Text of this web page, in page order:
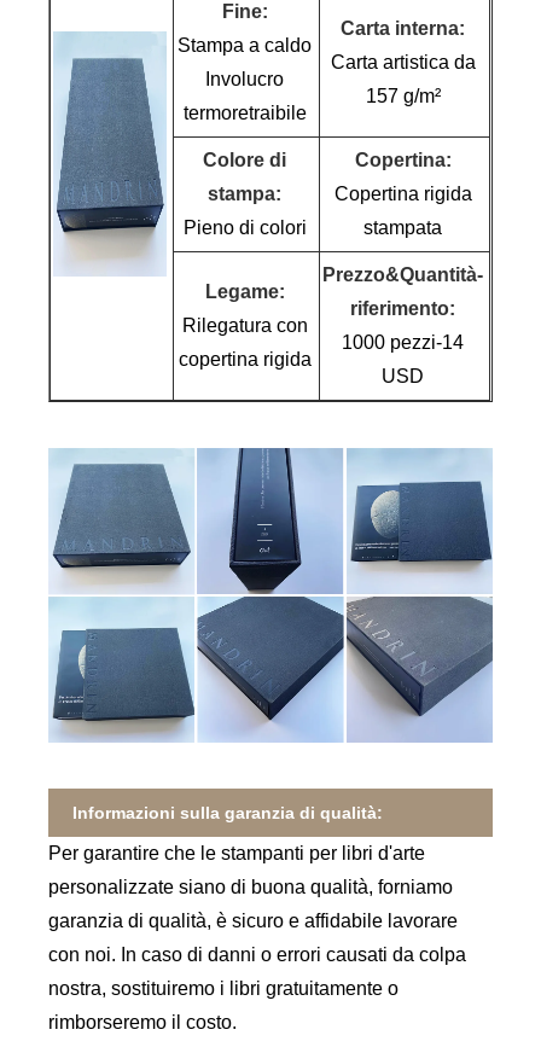
Fine:
Stampa a caldo
Involucro
termoretraibile
Carta interna:
Carta artistica da
157 g/m²
Colore di
stampa:
Pieno di colori
Copertina:
Copertina rigida
stampata
Legame:
Rilegatura con
copertina rigida
Prezzo&Quantità-
riferimento:
1000 pezzi-14
USD
Informazioni sulla garanzia di qualità:
Per garantire che le stampanti per libri d'arte
personalizzate siano di buona qualità, forniamo
garanzia di qualità, è sicuro e affidabile lavorare
con noi. In caso di danni o errori causati da colpa
nostra, sostituiremo i libri gratuitamente o
rimborseremo il costo.